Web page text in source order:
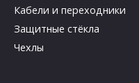
Кабели и переходники
Защитные стёкла
Чехлы